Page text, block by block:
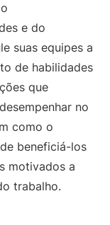
e do
suas equipes a
de habilidades
que
no
como o
beneficiá-los
motivados a
trabalho.